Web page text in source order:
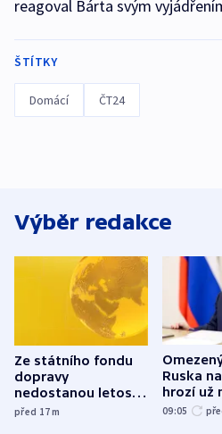
reagoval Bárta svým
ŠTÍTKY
Domácí ČT24
Výběr redakce
Ze státního fondu
dopravy
nedostanou letos
kraje na silnice ani
před 17m
Ruska
hrozí už
varují
09:05